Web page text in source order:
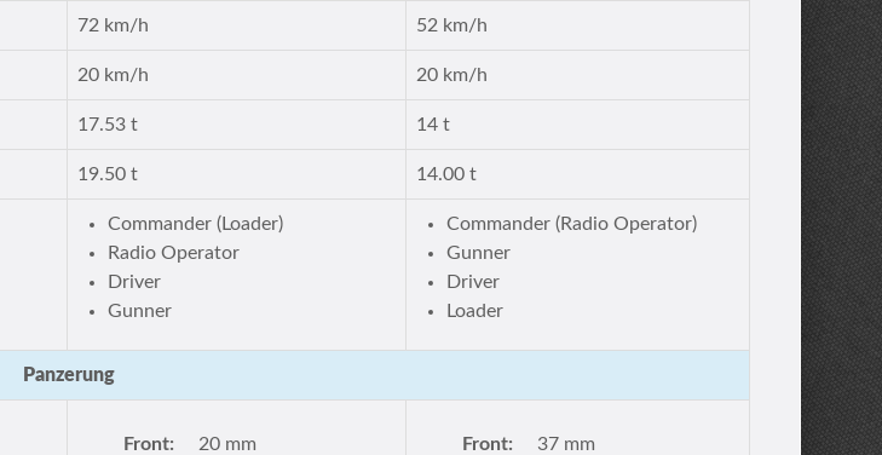
72 km/h 52 km/h
20 km/h 20 km/h
17.53 t 14 t
19.50 t 14.00 t
Commander (Loader)
Radio Operator
Driver
Gunner
Commander (Radio Operator)
Gunner
Driver
Loader
Panzerung
Front:
20 mm
Front:
37 mm